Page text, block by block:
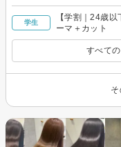
学生
【学割｜24歳
ーマ＋カット
すべて